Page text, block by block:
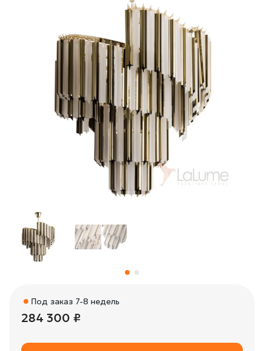
Под заказ 7-8 недель
284 300 ₽